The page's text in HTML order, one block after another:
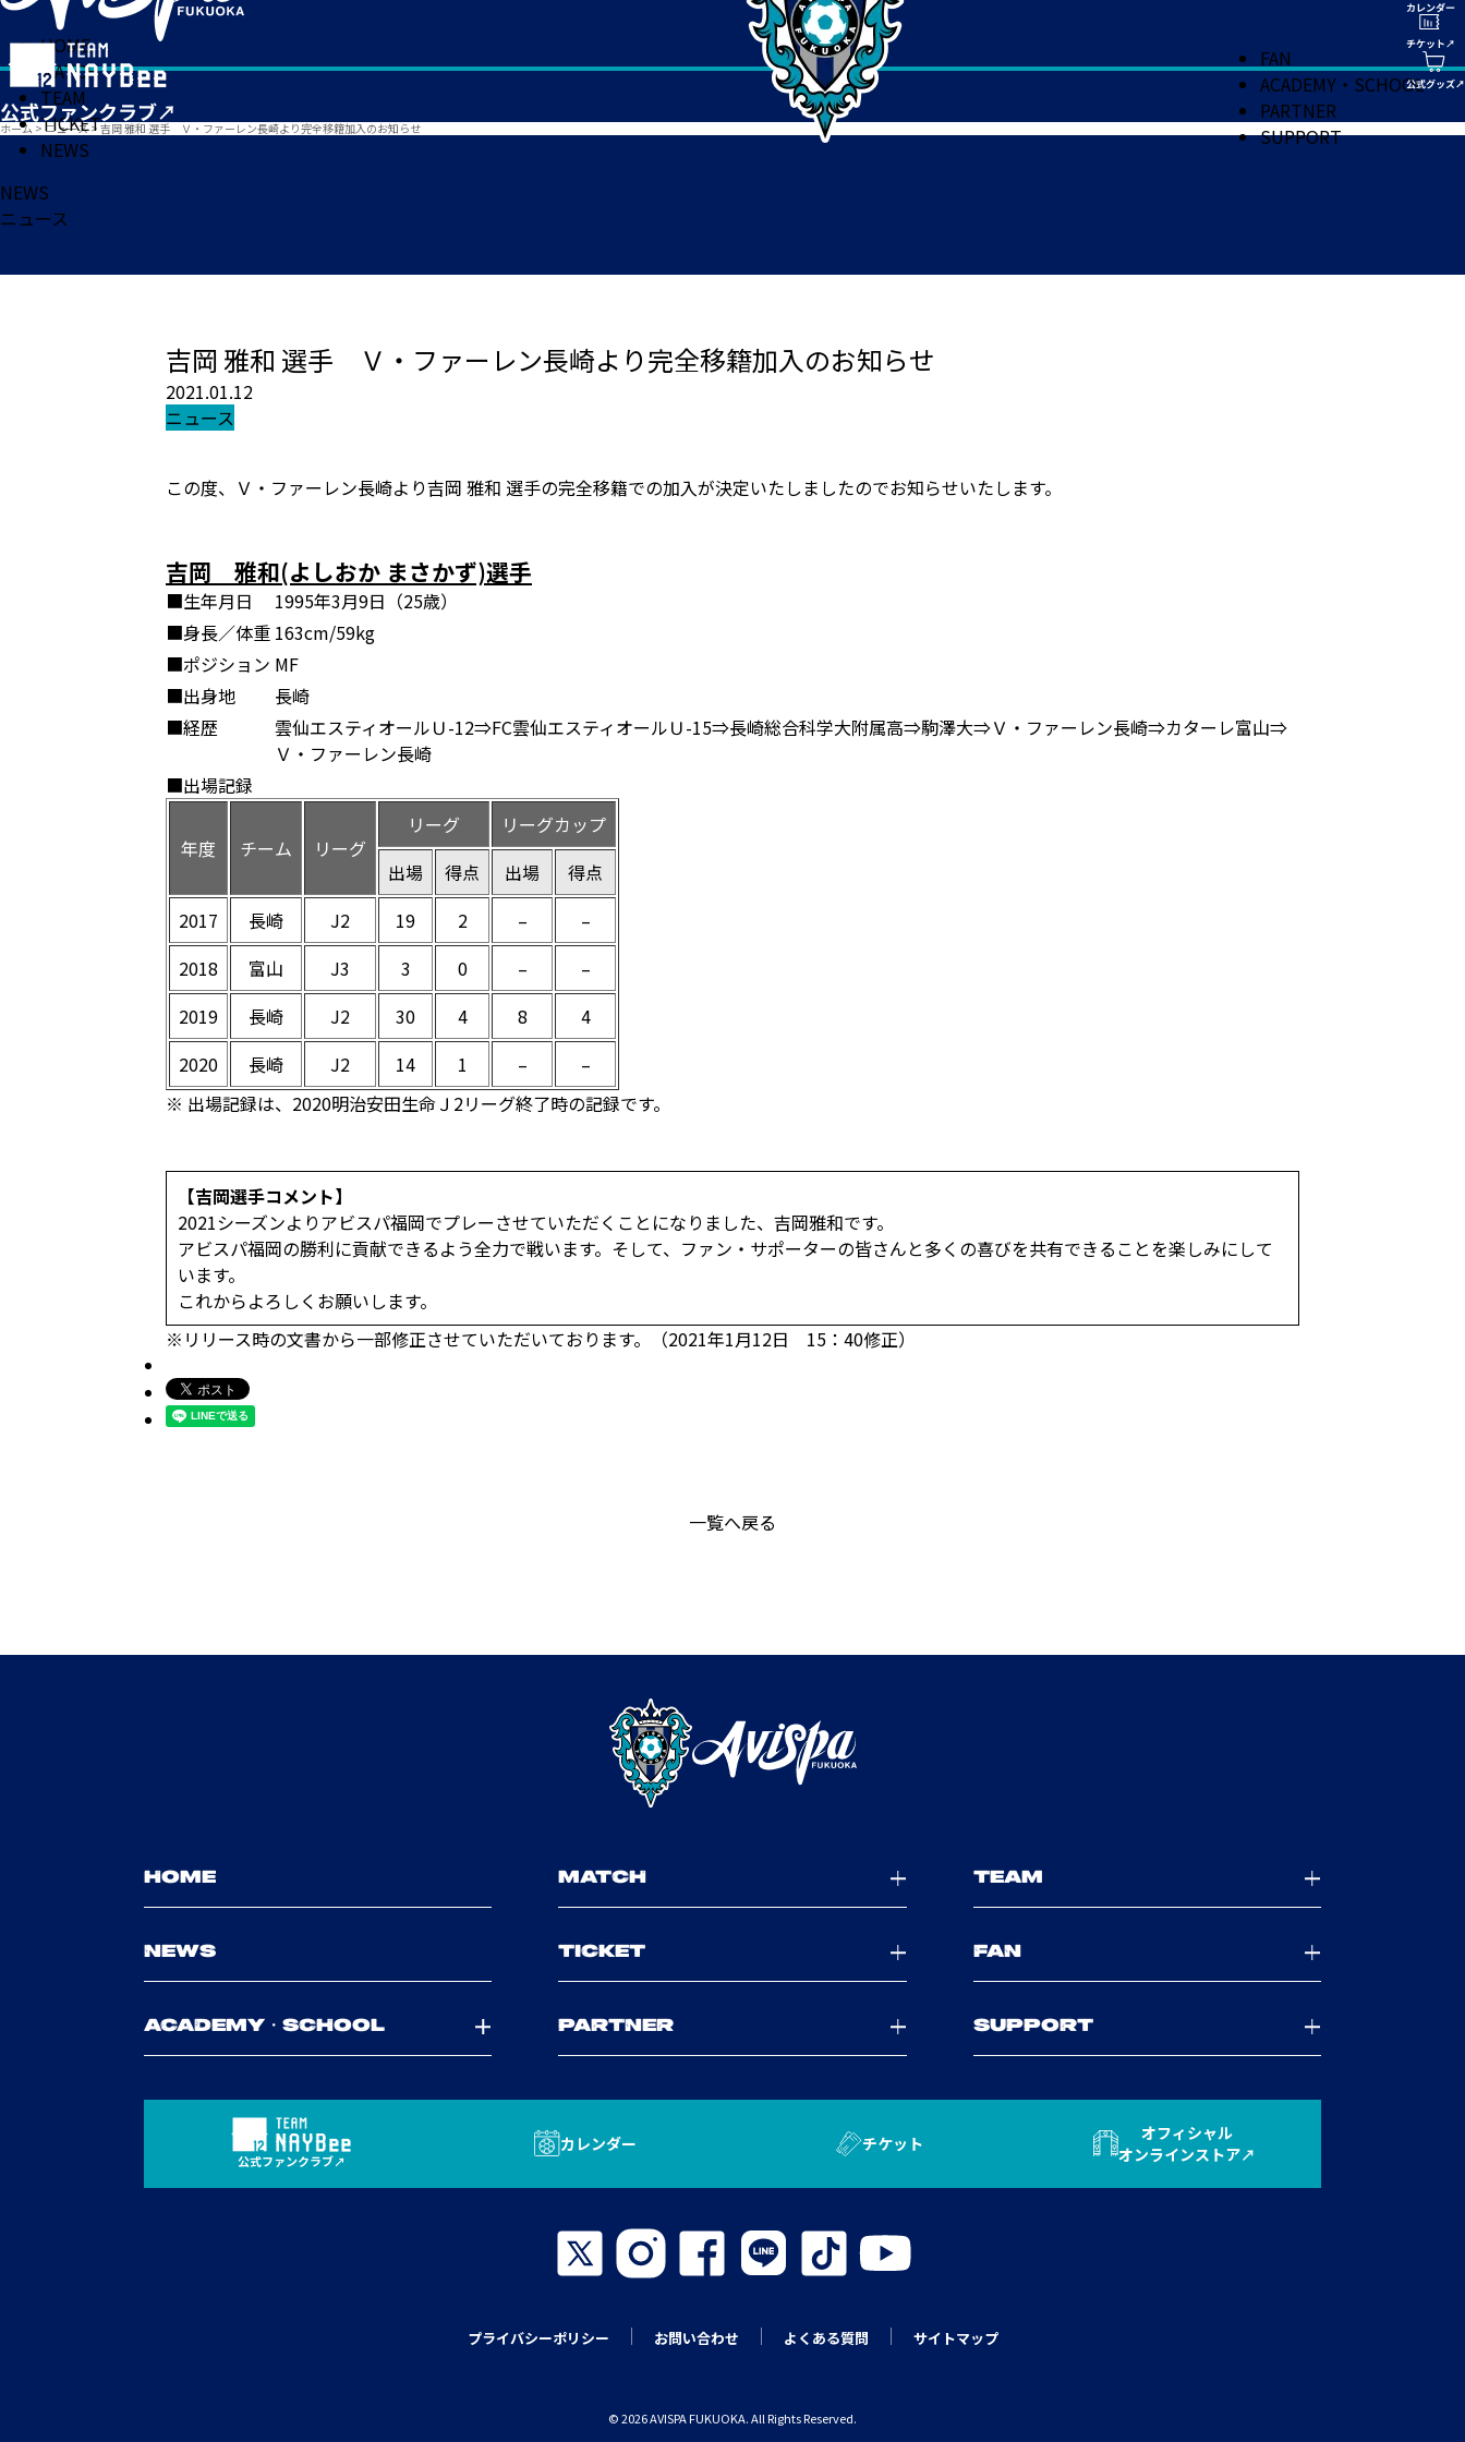
HOME
MATCH
TEAM
TICKET
NEWS
FAN
ACADEMY・SCHOOL
PARTNER
SUPPORT
ホーム > ニュース> 吉岡 雅和 選手 Ｖ・ファーレン長崎より完全移籍加入のお知らせ
NEWS
ニュース
吉岡 雅和 選手 Ｖ・ファーレン長崎より完全移籍加入のお知らせ
2021.01.12
ニュース
この度、Ｖ・ファーレン長崎より吉岡 雅和 選手の完全移籍での加入が決定いたしましたのでお知らせいたします。
吉岡 雅和(よしおか まさかず)選手
■生年月日
1995年3月9日（25歳）
■身長／体重 163cm/59kg
■ポジション MF
■出身地
長崎
■経歴
雲仙エスティオールＵ-12⇒FC雲仙エスティオールＵ-15⇒長崎総合科学大附属高⇒駒澤大⇒Ｖ・ファーレン長崎⇒カターレ富山⇒
Ｖ・ファーレン長崎
■出場記録
年度 チーム リーグ
リーグ
リーグカップ
出場
得点 出場
得点
2017
長崎 J2 19 2 –
–
2018
富山 J3 3 0 –
–
2019
長崎 J2 30 4 8
4
2020
長崎 J2 14 1 –
–
※ 出場記録は、2020明治安田生命Ｊ2リーグ終了時の記録です。
【吉岡選手コメント】
2021シーズンよりアビスパ福岡でプレーさせていただくことになりました、吉岡雅和です。
アビスパ福岡の勝利に貢献できるよう全力で戦います。そして、ファン・サポーターの皆さんと多くの喜びを共有できることを楽しみにして
います。
これからよろしくお願いします。
※リリース時の文書から一部修正させていただいております。（2021年1月12日 15：40修正）
一覧へ戻る
HOME MATCH TEAM
NEWS TICKET FAN
ACADEMY・SCHOOL PARTNER SUPPORT
公式ファンクラブ
カレンダー チケット
オフィシャル
オンラインストア
プライバシーポリシー お問い合わせ よくある質問 サイトマップ
© 2026 AVISPA FUKUOKA. All Rights Reserved.